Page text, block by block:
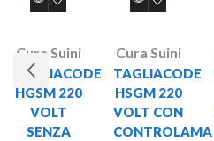
Cura Suini
TAGLIACODE
HGSM 220
VOLT
SENZA
Cura Suini
TAGLIACODE
HSGM 220
VOLT CON
CONTROLAMA